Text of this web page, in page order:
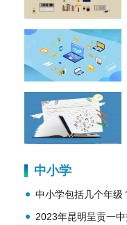
中小学
中小学包括几个年级
吗？
2023年昆明呈贡一